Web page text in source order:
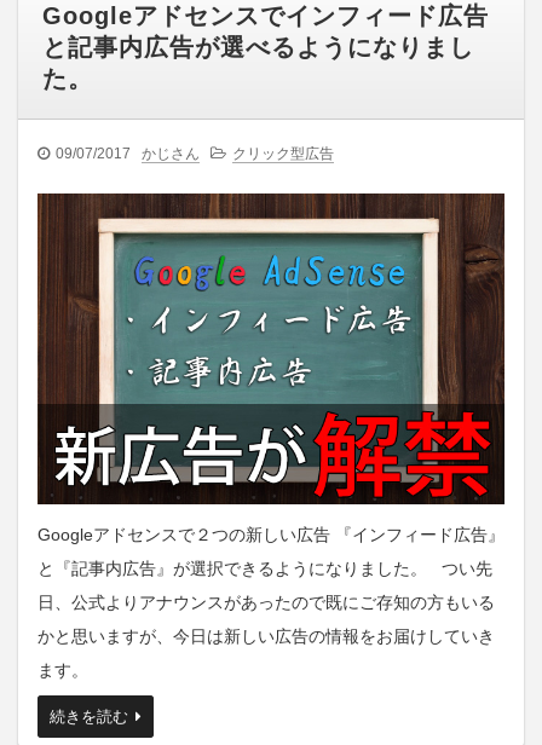
Googleアドセンスでインフィード広告
と記事内広告が選べるようになりまし
た。
09/07/2017 かじさん クリック型広告
Googleアドセンスで２つの新しい広告 『インフィード広告』
と『記事内広告』が選択できるようになりました。 つい先
日、公式よりアナウンスがあったので既にご存知の方もいる
かと思いますが、今日は新しい広告の情報をお届けしていき
ます。
続きを読む